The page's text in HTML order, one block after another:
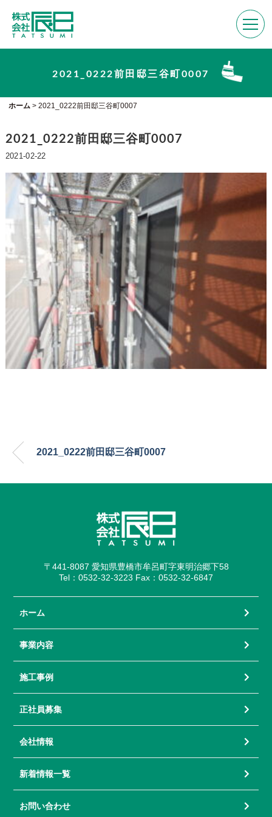
2021_0222前田邸三谷町0007
ホーム> 2021_0222前田邸三谷町0007
2021_0222前田邸三谷町0007
2021-02-22
2021_0222前田邸三谷町0007
〒441-8087 愛知県豊橋市牟呂町字東明治郷下58
Tel：0532-32-3223 Fax：0532-32-6847
ホーム
事業内容
施工事例
正社員募集
会社情報
新着情報一覧
お問い合わせ